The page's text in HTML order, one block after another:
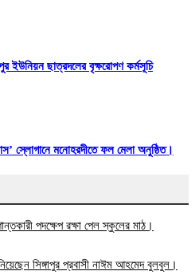
ইউনিয়ন ছাত্রদলের বৃক্ষরোপণ কর্মসূচি
স্লোগানে মনোহরদীতে ফল মেলা অনুষ্ঠিত।
পদক্ষেপ রক্ষা পেল স্কুলের মাঠ।
সিঙ্গাপুর প্রবাসী নাঈম আহমেদ বুলবুল।